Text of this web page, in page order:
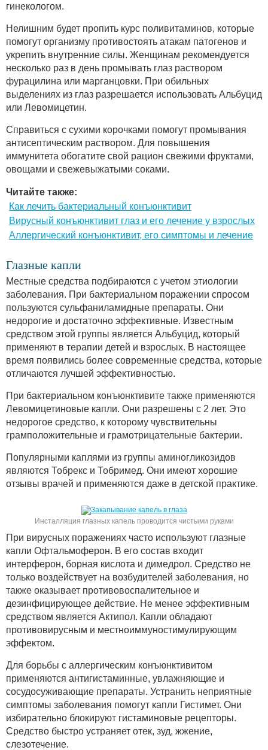
гинекологом.
Нелишним будет пропить курс поливитаминов, которые
помогут организму противостоять атакам патогенов и
укрепить внутренние силы. Женщинам рекомендуется
несколько раз в день промывать глаз раствором
фурацилина или марганцовки. При обильных
выделениях из глаз разрешается использовать Альбуцид
или Левомицетин.
Справиться с сухими корочками помогут промывания
антисептическим раствором. Для повышения
иммунитета обогатите свой рацион свежими фруктами,
овощами и свежевыжатыми соками.
Читайте также:
Как лечить бактериальный конъюнктивит
Вирусный конъюнктивит глаз и его лечение у взрослых
Аллергический конъюнктивит, его симптомы и лечение
Глазные капли
Местные средства подбираются с учетом этиологии
заболевания. При бактериальном поражении спросом
пользуются сульфаниламидные препараты. Они
недорогие и достаточно эффективные. Известным
средством этой группы является Альбуцид, который
применяют в терапии детей и взрослых. В настоящее
время появились более современные средства, которые
отличаются лучшей эффективностью.
При бактериальном конъюнктивите также применяются
Левомицетиновые капли. Они разрешены с 2 лет. Это
недорогое средство, к которому чувствительны
грамположительные и грамотрицательные бактерии.
Популярными каплями из группы аминогликозидов
являются Тобрекс и Тобримед. Они имеют хорошие
отзывы врачей и применяются даже в детской практике.
Инсталляция глазных капель проводится чистыми руками
При вирусных поражениях часто используют глазные
капли Офтальмоферон. В его состав входит
интерферон, борная кислота и димедрол. Средство не
только воздействует на возбудителей заболевания, но
также оказывает противовоспалительное и
дезинфицирующее действие. Не менее эффективным
средством является Актипол. Капли обладают
противовирусным и местноиммуностимулирующим
эффектом.
Для борьбы с аллергическим конъюнктивитом
применяются антигистаминные, увлажняющие и
сосудосуживающие препараты. Устранить неприятные
симптомы заболевания помогут капли Гистимет. Они
избирательно блокируют гистаминовые рецепторы.
Средство быстро устраняет отек, зуд, жжение,
слезотечение.